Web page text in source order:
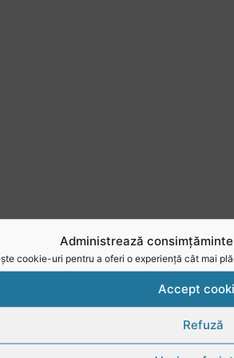
Administrează
cookie-uri pentru a oferi o experiență cât mai
Accept
Refuză